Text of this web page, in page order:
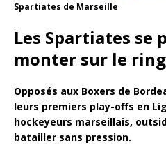
Spartiates de Marseille
Les Spartiates se
monter sur le
Opposés aux Boxers de
leurs premiers play-offs en
hockeyeurs marseillais,
batailler sans pression.